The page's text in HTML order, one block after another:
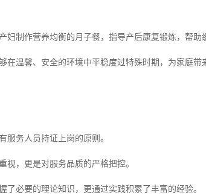
妇制作营养均衡的月子餐，指导产后康复锻炼，帮助
在温馨、安全的环境中平稳度过特殊时期，为家庭带
服务人员持证上岗的原则。
视，更是对服务品质的严格把控。
了必要的理论知识，更通过实践积累了丰富的经验。